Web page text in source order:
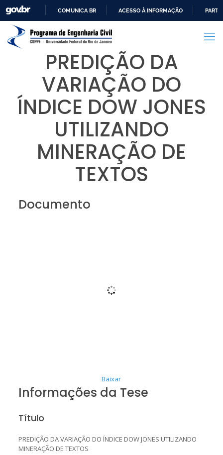
PARA
CONTEÚDO
COMUNICA BR ACESSO À INFORMAÇÃO
PREDIÇÃO DA
VARIAÇÃO DO
ÍNDICE DOW JONES
UTILIZANDO
MINERAÇÃO DE
TEXTOS
Documento
Baixar
Informações da Tese
Título
PREDIÇÃO DA VARIAÇÃO DO ÍNDICE DOW JONES UTILIZANDO
MINERAÇÃO DE TEXTOS